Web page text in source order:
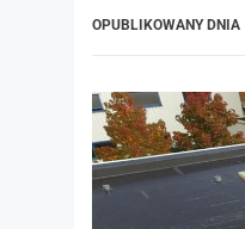
OPUBLIKOWANY DNIA